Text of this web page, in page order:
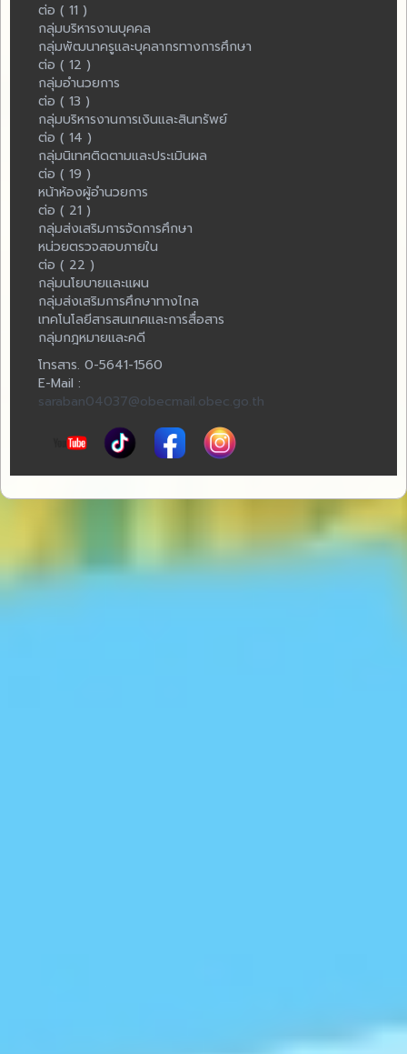
ต่อ ( 11 )
กลุ่มบริหารงานบุคคล
กลุ่มพัฒนาครูและบุคลากรทางการศึกษา
ต่อ ( 12 )
กลุ่มอำนวยการ
ต่อ ( 13 )
กลุ่มบริหารงานการเงินและสินทรัพย์
ต่อ ( 14 )
กลุ่มนิเทศติดตามและประเมินผล
ต่อ ( 19 )
หน้าห้องผู้อำนวยการ
ต่อ ( 21 )
กลุ่มส่งเสริมการจัดการศึกษา
หน่วยตรวจสอบภายใน
ต่อ ( 22 )
กลุ่มนโยบายและแผน
กลุ่มส่งเสริมการศึกษาทางไกล
เทคโนโลยีสารสนเทศและการสื่อสาร
กลุ่มกฎหมายและคดี
โทรสาร. 0-5641-1560
E-Mail :
saraban04037@obecmail.obec.go.th